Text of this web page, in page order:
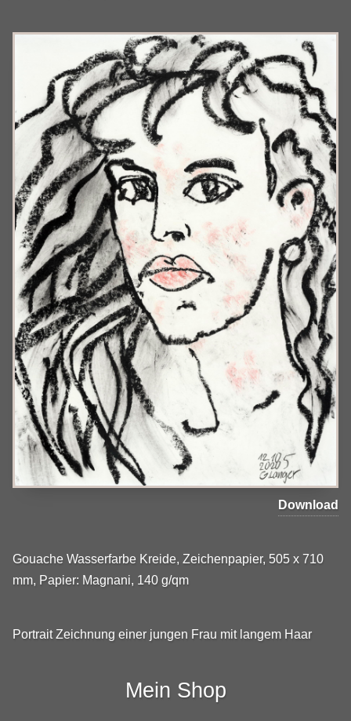
Download
Gouache Wasserfarbe Kreide, Zeichenpapier, 505 x 710
mm, Papier: Magnani, 140 g/qm
Portrait Zeichnung einer jungen Frau mit langem Haar
Mein Shop